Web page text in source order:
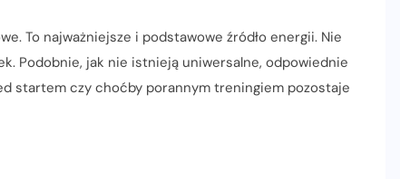
To najważniejsze i podstawowe źródło energii. Nie
Podobnie, jak nie istnieją uniwersalne, odpowiednie
startem czy choćby porannym treningiem pozostaje